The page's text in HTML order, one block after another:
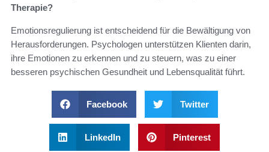
Therapie?
Emotionsregulierung ist entscheidend für die Bewältigung von
Herausforderungen. Psychologen unterstützen Klienten darin,
ihre Emotionen zu erkennen und zu steuern, was zu einer
besseren psychischen Gesundheit und Lebensqualität führt.
Facebook Twitter
LinkedIn Pinterest